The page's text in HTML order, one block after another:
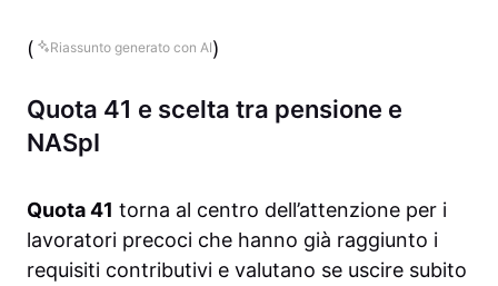
( Riassunto generato con AI)
Quota 41 e scelta tra pensione e
NASpI
Quota 41 torna al centro dell’attenzione per i
lavoratori precoci che hanno già raggiunto i
requisiti contributivi e valutano se uscire subito